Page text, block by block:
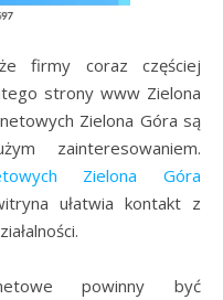
firmy coraz częściej
strony www Zielona
Zielona Góra są
zainteresowaniem.
Zielona Góra
ułatwia kontakt z
powinny być